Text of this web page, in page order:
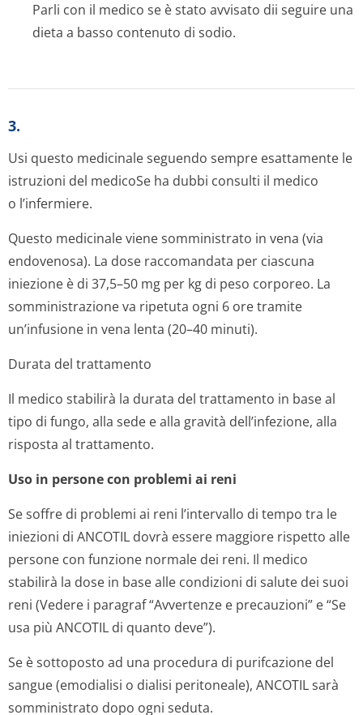
Parli con il medico se è stato avvisato dii seguire una
dieta a basso contenuto di sodio.
3.
Usi questo medicinale seguendo sempre esattamente le
istruzioni del medicoSe ha dubbi consulti il medico
o l’infermiere.
Questo medicinale viene somministrato in vena (via
endovenosa). La dose raccomandata per ciascuna
iniezione è di 37,5–50 mg per kg di peso corporeo. La
somministrazione va ripetuta ogni 6 ore tramite
un’infusione in vena lenta (20–40 minuti).
Durata del trattamento
Il medico stabilirà la durata del trattamento in base al
tipo di fungo, alla sede e alla gravità dell’infezione, alla
risposta al trattamento.
Uso in persone con problemi ai reni
Se soffre di problemi ai reni l’intervallo di tempo tra le
iniezioni di ANCOTIL dovrà essere maggiore rispetto alle
persone con funzione normale dei reni. Il medico
stabilirà la dose in base alle condizioni di salute dei suoi
reni (Vedere i paragraf “Avvertenze e precauzioni” e “Se
usa più ANCOTIL di quanto deve”).
Se è sottoposto ad una procedura di purifcazione del
sangue (emodialisi o dialisi peritoneale), ANCOTIL sarà
somministrato dopo ogni seduta.